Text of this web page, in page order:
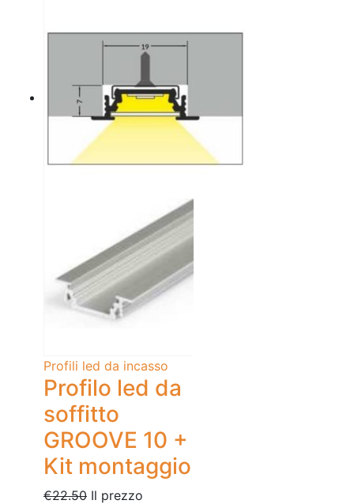
Profili led da incasso
Profilo led da
soffitto
GROOVE 10 +
Kit montaggio
€22.50 Il prezzo